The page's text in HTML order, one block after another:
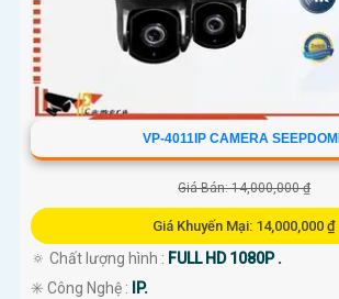
VP-4011IP CAMERA
Giá Bán: 14,000,000 ₫
Giá Khuyến Mại: 14,000,000 ₫
🔅 Chất lượng hình : FULL HD 1080P .
✳️ Công Nghệ :
IP.